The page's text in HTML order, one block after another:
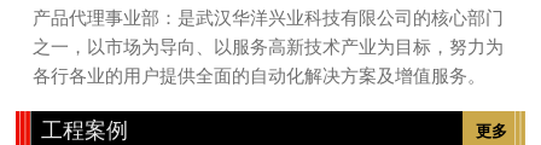
产品代理事业部：是武汉华洋兴业科技有限公司的核心部门
之一，以市场为导向、以服务高新技术产业为目标，努力为
各行各业的用户提供全面的自动化解决方案及增值服务。
更多
工程案例